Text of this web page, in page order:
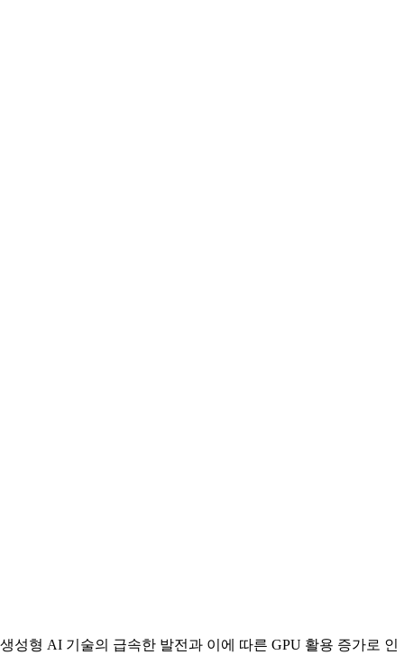
생성형 AI 기술의 급속한 발전과 이에 따른 GPU 활용 증가로 인